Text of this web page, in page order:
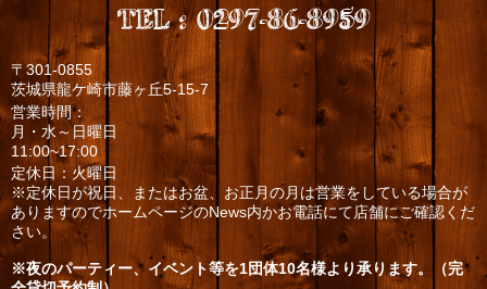
TEL:0297-86-8959
〒301-0855
茨城県龍ケ崎市藤ヶ丘5-15-7
営業時間：
月・水～日曜日
11:00~17:00
定休日：火曜日
※定休日が祝日、またはお盆、お正月の月は営業をしている場合が
ありますのでホームページのNews内かお電話にて店舗にご確認くだ
さい。
※夜のパーティー、イベント等を1団体10名様より承ります。（完